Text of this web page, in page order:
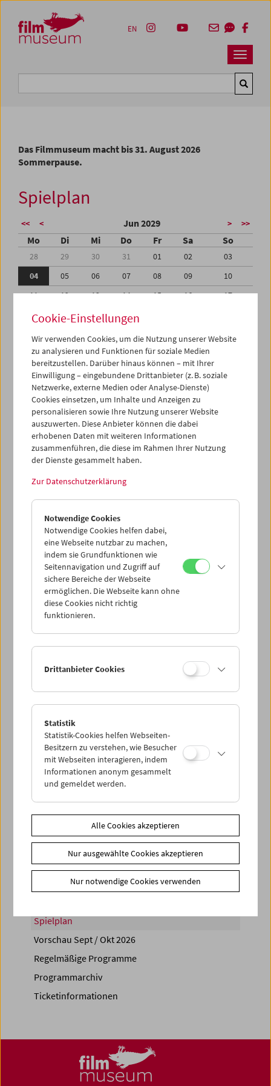
Zum Inhalt
Zum Hauptmenü
Zur Servicenavigation
Zum Suche
Navbar
EN
Das Filmmuseum macht bis 31. August 2026
Sommerpause.
Spielplan
<< < Jun 2029 > >>
Mo Di Mi Do Fr Sa So
28 29 30 31 01 02
03
04
05 06 07 08 09
10
11
12 13 14 15 16
17
18
19 20 21
25
27 29
01
02
03 04 05 06 07
iCalender
Programmheft-PDF
English language or subtitles
< Vorherige Woche
Mo 4.6.
Di 5.6.
Mi 6.6.
Do 7.6.
Sa 9.6.
PROGRAMM ÜBERBLICK
Share on
Spielplan
Vorschau Sept / Okt 2026
Regelmäßige Programme
Programmarchiv
Ticketinformationen
Cookie-Einstellungen
Wir verwenden Cookies, um die Nutzung unserer Website
zu analysieren und Funktionen für soziale Medien
bereitzustellen. Darüber hinaus können – mit Ihrer
Einwilligung – eingebundene Drittanbieter (z. B. soziale
Netzwerke, externe Medien oder Analyse-Dienste)
Cookies einsetzen, um Inhalte und Anzeigen zu
personalisieren sowie Ihre Nutzung unserer Website
auszuwerten. Diese Anbieter können die dabei
erhobenen Daten mit weiteren Informationen
zusammenführen, die diese im Rahmen Ihrer Nutzung
der Dienste gesammelt haben.
Zur Datenschutzerklärung
Notwendige Cookies
Notwendige Cookies helfen dabei,
eine Webseite nutzbar zu machen,
indem sie Grundfunktionen wie
Seitennavigation und Zugriff auf
sichere Bereiche der Webseite
ermöglichen. Die Webseite kann ohne
diese Cookies nicht richtig
funktionieren.
Drittanbieter Cookies
Statistik
Statistik-Cookies helfen Webseiten-
Besitzern zu verstehen, wie Besucher
mit Webseiten interagieren, indem
Informationen anonym gesammelt
und gemeldet werden.
Alle Cookies akzeptieren
Nur ausgewählte Cookies akzeptieren
Nur notwendige Cookies verwenden